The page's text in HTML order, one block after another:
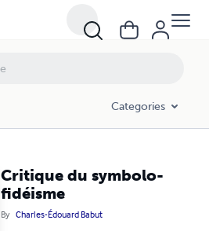
Categories
Critique du symbolo-
fidéisme
By Charles-Édouard Babut